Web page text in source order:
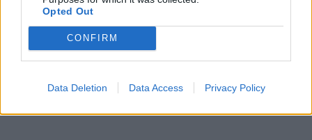
Opted Out
CONFIRM
Data Deletion Data Access Privacy Policy